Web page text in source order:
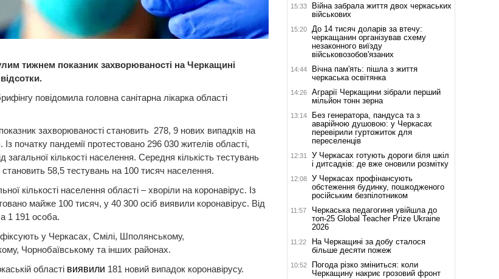
тижнем показник захворюваності на Черкащині
повідомила головна санітарна лікарка області
захворюваності становить 278, 9 нових випадків на
початку пандемії протестовано 296 030 жителів області,
загальної кількості населення. Середня кількість тестувань
58,5 тестувань на 100 тисяч населення.
кількості населення області – хворіли на коронавірус. Із
майже 100 тисяч, у 40 300 осіб виявили коронавірус. Від
1 191 особа.
у Черкасах, Смілі, Шполянському,
Чорнобаївському та інших районах.
області виявили 181 новий випадок коронавірусу.
15:33
Війна забрала життя двох черкаських
військових
15:20
До 14 тисяч доларів за втечу:
черкащанин організував схему
незаконного виїзду
військовозобов'язаних
14:44
Вічна пам'ять: пішла з життя
черкаська освітянка
14:26
Аграрії Черкащини зібрали перший
мільйон тонн зерна
13:14
Без генератора, пандуса та з
аварійною душовою: у Черкасах
перевірили гуртожиток для
переселенців
12:31
У Черкасах готують дороги біля шкіл
і дитсадків: де вже оновили розмітку
12:08
У Черкасах профінансують
обстеження будинку, пошкодженого
російським безпілотником
11:57
Черкаська педагогиня увійшла до
топ-25 Global Teacher Prize Ukraine
2026
11:22
На Черкащині за добу сталося
більше десяти пожеж
10:52
Погода різко зміниться: коли
Черкащину накриє грозовий фронт